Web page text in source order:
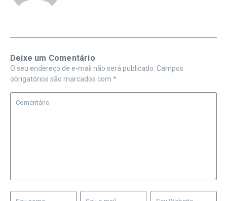
Deixe um Comentário
O seu endereço de e-mail não será publicado. Campos
obrigatórios são marcados com *